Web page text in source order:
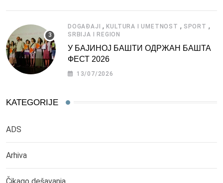
DOGAĐAJI ,KULTURA I UMETNOST , SPORT ,
SRBIJA I REGION
У БАЈИНОЈ БАШТИ ОДРЖАН БАШТА
ФЕСТ 2026
13/07/2026
KATEGORIJE
ADS
Arhiva
Čikago dešavanja